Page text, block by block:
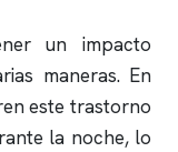
un impacto
maneras. En
este trastorno
la noche, lo